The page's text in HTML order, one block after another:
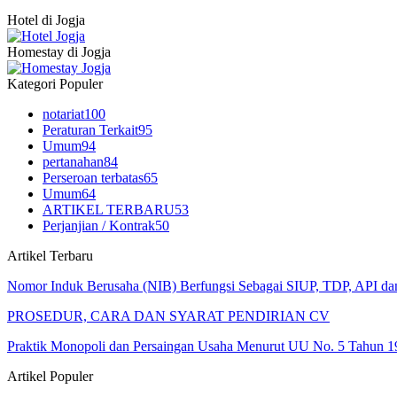
Hotel di Jogja
Homestay di Jogja
Kategori Populer
notariat100
Peraturan Terkait95
Umum94
pertanahan84
Perseroan terbatas65
Umum64
ARTIKEL TERBARU53
Perjanjian / Kontrak50
Artikel Terbaru
Nomor Induk Berusaha (NIB) Berfungsi Sebagai SIUP, TDP, API
PROSEDUR, CARA DAN SYARAT PENDIRIAN CV
Praktik Monopoli dan Persaingan Usaha Menurut UU No. 5 Tahun
Artikel Populer